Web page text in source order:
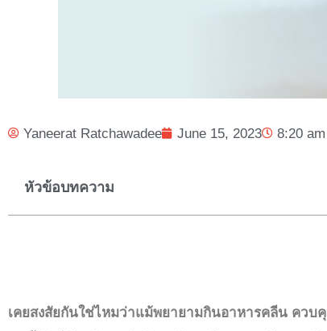
Yaneerat Ratchawadee June 15, 2023 8:20 am
หัวข้อบทความ
เคยสงสัยกันใช่ไหมว่าแม้พยายามกินอาหารคลีน คว